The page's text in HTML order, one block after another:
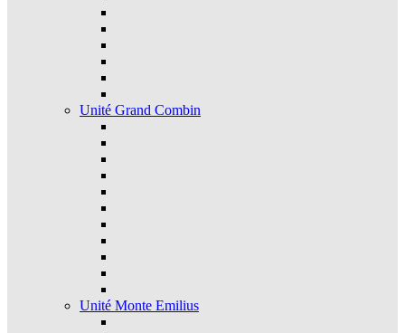
Unité Grand Combin
Unité Monte Emilius